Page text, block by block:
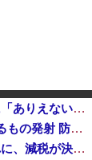
【悲報】蓮舫さん、官邸の被災地訪問広報動画に「ありえない！作成費用は、あなたの税金です！」と猛批判 → ネットからは巨大ブーメランを指摘する声 ...
８月6日…北朝鮮から弾道ミサイルの可能性のあるもの発射 防衛省が発表 [8/6]
消費税減税に反対していた財務省の面目が丸潰れに、減税が決まった途端に市場が動き出したが……